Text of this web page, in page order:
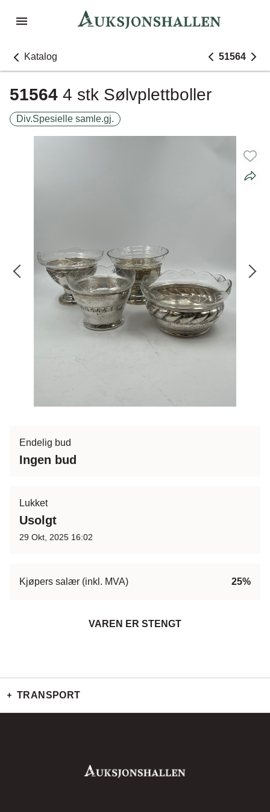
Katalog 51564
51564 4 stk Sølvplettboller
Div.Spesielle samle.gj.
Endelig bud
Ingen bud
Lukket
Usolgt
29 Okt, 2025 16:02
Kjøpers salær (inkl. MVA) 25%
VAREN ER STENGT
TRANSPORT